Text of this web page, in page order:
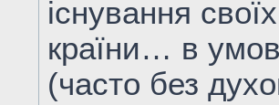
існування
країни… в
(часто без